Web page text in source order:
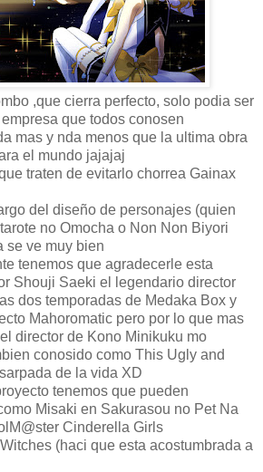
,que cierra perfecto, solo podia ser
que todos conosen
mas y nda menos que la ultima obra
el mundo jajajaj
traten de evitarlo chorrea Gainax
del diseño de personajes (quien
no Omocha o Non Non Biyori
se ve muy bien
tenemos que agradecerle esta
Shouji Saeki el legendario director
dos temporadas de Medaka Box y
Mahoromatic pero por lo que mas
director de Kono Minikuku mo
conosido como This Ugly and
de la vida XD
tenemos que pueden
Misaki en Sakurasou no Pet Na
Cinderella Girls
(haci que esta acostumbrada a